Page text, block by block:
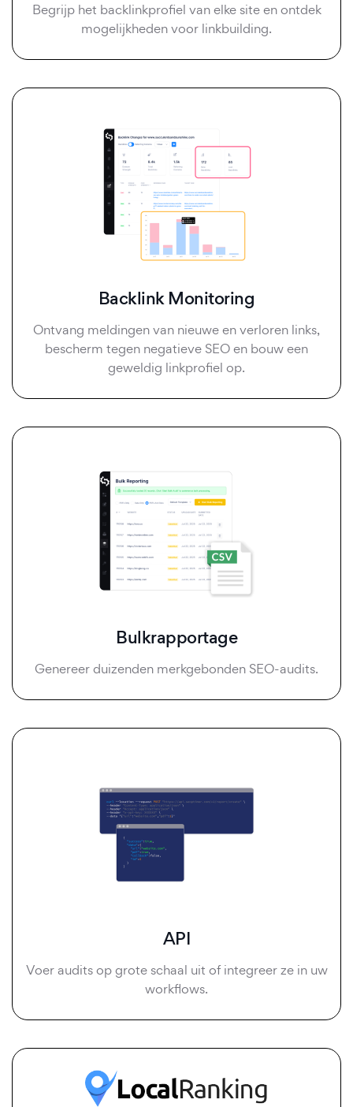
Begrijp het backlinkprofiel van elke site en ontdek
mogelijkheden voor linkbuilding.
Backlink Monitoring
Ontvang meldingen van nieuwe en verloren links,
bescherm tegen negatieve SEO en bouw een
geweldig linkprofiel op.
Bulkrapportage
Genereer duizenden merkgebonden SEO-audits.
API
Voer audits op grote schaal uit of integreer ze in uw
workflows.